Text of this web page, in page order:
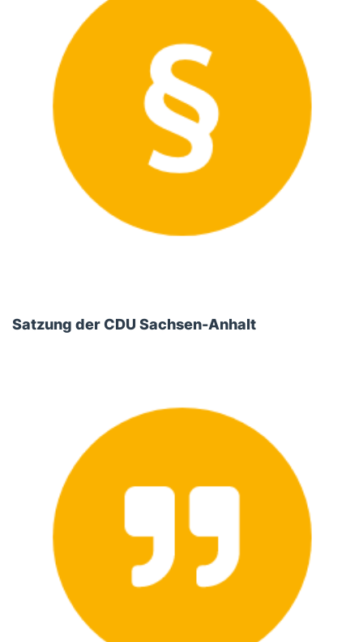
Satzung der CDU Sachsen-Anhalt